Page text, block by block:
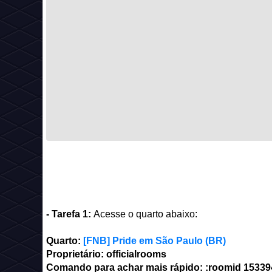
- Tarefa 1: Acesse o quarto abaixo:
Quarto: [FNB] Pride em São Paulo (BR)
Proprietário: officialrooms
Comando para achar mais rápido: :roomid